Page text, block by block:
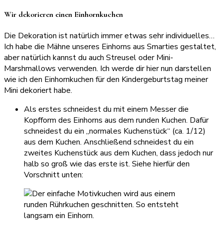
Wir dekorieren einen Einhornkuchen
Die Dekoration ist natürlich immer etwas sehr individuelles…
Ich habe die Mähne unseres Einhorns aus Smarties gestaltet,
aber natürlich kannst du auch Streusel oder Mini-
Marshmallows verwenden. Ich werde dir hier nun darstellen
wie ich den Einhornkuchen für den Kindergeburtstag meiner
Mini dekoriert habe.
Als erstes schneidest du mit einem Messer die
Kopfform des Einhorns aus dem runden Kuchen. Dafür
schneidest du ein „normales Kuchenstück“ (ca. 1/12)
aus dem Kuchen. Anschließend schneidest du ein
zweites Kuchenstück aus dem Kuchen, dass jedoch nur
halb so groß wie das erste ist. Siehe hierfür den
Vorschnitt unten: